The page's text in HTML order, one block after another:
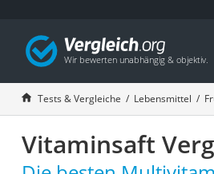
Tests & Vergleiche Lebensmittel
Vitaminsaft